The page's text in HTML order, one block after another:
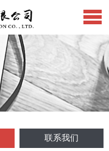
联系我们